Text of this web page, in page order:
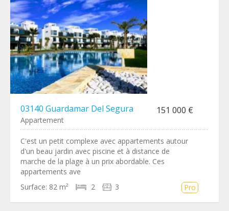
03140 Guardamar Del Segura 151 000 €
Appartement
C'est un petit complexe avec appartements autour
d'un beau jardin avec piscine et à distance de
marche de la plage à un prix abordable. Ces
appartements ave
Surface: 82 m² 2 3 Pro